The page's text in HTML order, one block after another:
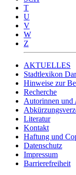
T
U
V
W
Z
AKTUELLES
Stadtlexikon
Hinweise zur
Recherche
Autorinnen und
Literatur
Kontakt
Haftung und
Datenschutz
Impressum
Barrierefreiheit